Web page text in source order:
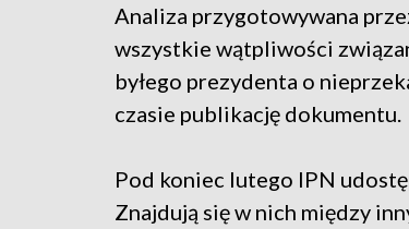
Analiza przygotowywana
wszystkie wątpliwości
byłego prezydenta o
czasie publikację dokumentu.
Pod koniec lutego IPN
Znajdują się w nich między